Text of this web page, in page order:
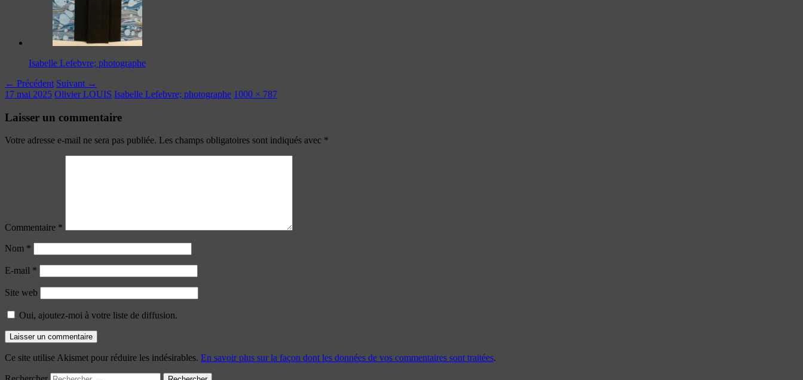
Isabelle Lefebvre; photographe
← Précédent Suivant →
17 mai 2025 Olivier LOUIS Isabelle Lefebvre; photographe 1000 × 787
Laisser un commentaire
Votre adresse e-mail ne sera pas publiée. Les champs obligatoires sont indiqués avec *
Commentaire *
Nom *
E-mail *
Site web
Oui, ajoutez-moi à votre liste de diffusion.
Ce site utilise Akismet pour réduire les indésirables. En savoir plus sur la façon dont les données de vos commentaires sont traitées.